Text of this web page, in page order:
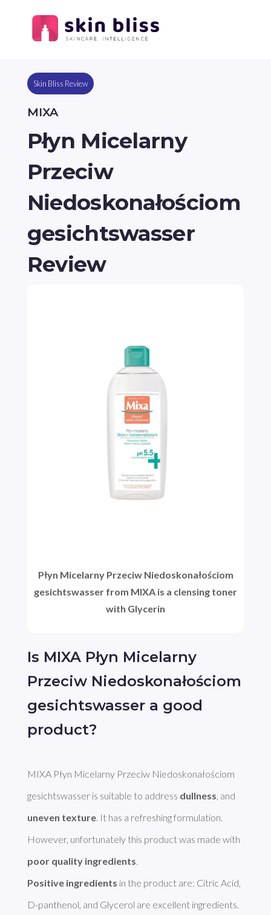
Skin Bliss Review
MIXA
Płyn Micelarny
Przeciw
Niedoskonałościom
gesichtswasser
Review
Is MIXA Płyn Micelarny
Przeciw Niedoskonałościom
gesichtswasser a good
product?
MIXA Płyn Micelarny Przeciw Niedoskonałościom
gesichtswasser is suitable to address dullness
uneven texture. It has a refreshing formulation.
poor quality ingredients
Positive ingredients in the product are: Citric Acid,
D-panthenol, and Glycerol are excellent ingredients.
Płyn Micelarny Przeciw Niedoskonałościom
gesichtswasser from MIXA is a clensing toner
with Glycerin